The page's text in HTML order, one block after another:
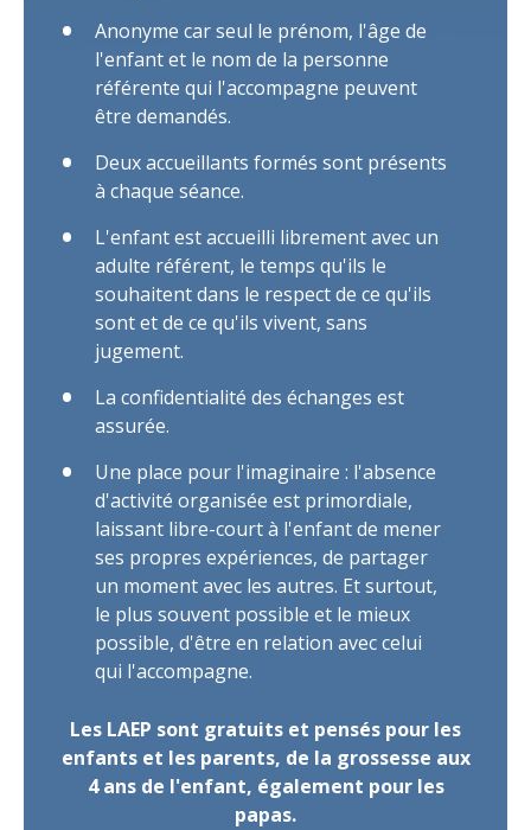
Anonyme car seul le prénom, l'âge de
l'enfant et le nom de la personne
référente qui l'accompagne peuvent
être demandés.
Deux accueillants formés sont présents
à chaque séance.
L'enfant est accueilli librement avec un
adulte référent, le temps qu'ils le
souhaitent dans le respect de ce qu'ils
sont et de ce qu'ils vivent, sans
jugement.
La confidentialité des échanges est
assurée.
Une place pour l'imaginaire : l'absence
d'activité organisée est primordiale,
laissant libre-court à l'enfant de mener
ses propres expériences, de partager
un moment avec les autres. Et surtout,
le plus souvent possible et le mieux
possible, d'être en relation avec celui
qui l'accompagne.
Les LAEP sont gratuits et pensés pour les
enfants et les parents, de la grossesse aux
4 ans de l'enfant, également pour les
papas.